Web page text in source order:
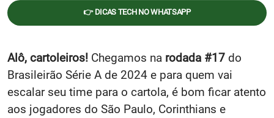
👉 DICAS TECH NO WHATSAPP
Alô, cartoleiros! Chegamos na rodada #17 do
Brasileirão Série A de 2024 e para quem vai
escalar seu time para o cartola, é bom ficar atento
aos jogadores do São Paulo, Corinthians e